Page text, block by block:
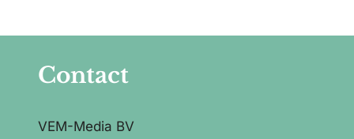
Contact
VEM-Media BV